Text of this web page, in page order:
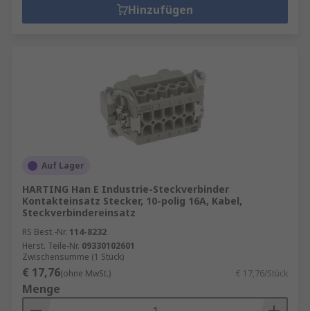
Hinzufügen
Auf Lager
HARTING Han E Industrie-Steckverbinder
Kontakteinsatz Stecker, 10-polig 16A, Kabel,
Steckverbindereinsatz
RS Best.-Nr. 114-8232
Herst. Teile-Nr. 09330102601
Zwischensumme (1 Stück)
€ 17,76(ohne MwSt.) € 17,76/Stück
Menge